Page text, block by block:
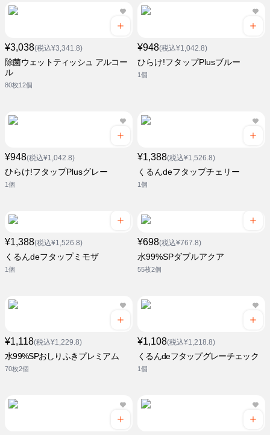
¥3,038(税込¥3,341.8)
除菌ウェットティッシュ アルコー
ル
80枚12個
¥948(税込¥1,042.8)
ひらけ!フタップPlusブルー
1個
¥948(税込¥1,042.8)
ひらけ!フタップPlusグレー
1個
¥1,388(税込¥1,526.8)
くるんdeフタップチェリー
1個
¥1,388(税込¥1,526.8)
くるんdeフタップミモザ
1個
¥698(税込¥767.8)
水99%SPダブルアクア
55枚2個
¥1,118(税込¥1,229.8)
水99%SPおしりふきプレミアム
70枚2個
¥1,108(税込¥1,218.8)
くるんdeフタップグレーチェック
1個